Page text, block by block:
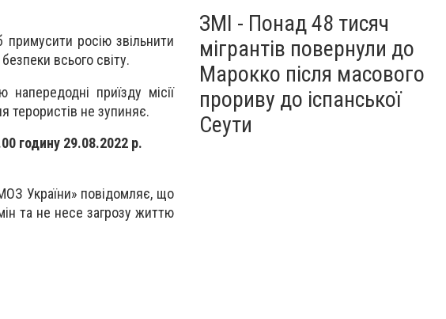
примусити росію звільнити
всього світу.
приїзду місії
терористів не зупиняє.
годину 29.08.2022 р.
України» повідомляє, що
та не несе загрозу життю
ЗМІ - Понад 48 тисяч
мігрантів повернули до
Марокко після масового
прориву до іспанської
Сеути